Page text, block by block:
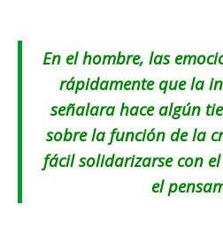
En el hombre, las
rápidamente que la
señalara hace algún
sobre la función de la
fácil solidarizarse con
el